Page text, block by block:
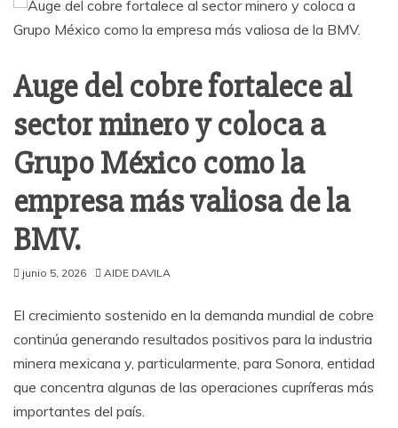
Auge del cobre fortalece al
sector minero y coloca a
Grupo México como la
empresa más valiosa de la
BMV.
junio 5, 2026 AIDE DAVILA
El crecimiento sostenido en la demanda mundial de cobre
continúa generando resultados positivos para la industria
minera mexicana y, particularmente, para Sonora, entidad
que concentra algunas de las operaciones cupríferas más
importantes del país.